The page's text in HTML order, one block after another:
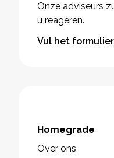
Onze adviseurs
u reageren.
Vul het
Homegrade
Over ons